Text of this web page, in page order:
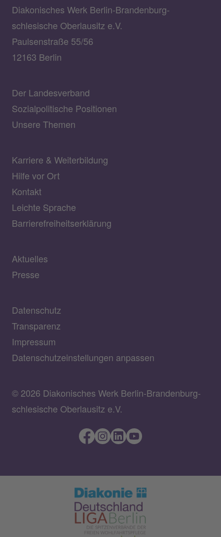
Diakonisches Werk Berlin-Brandenburg-
schlesische Oberlausitz e.V.
Paulsenstraße 55/56
12163 Berlin
Der Landesverband
Sozialpolitische Positionen
Unsere Themen
Karriere & Weiterbildung
Hilfe vor Ort
Kontakt
Leichte Sprache
Barrierefreiheitserklärung
Aktuelles
Presse
Datenschutz
Transparenz
Impressum
Datenschutzeinstellungen anpassen
© 2026 Diakonisches Werk Berlin-Brandenburg-
schlesische Oberlausitz e.V.